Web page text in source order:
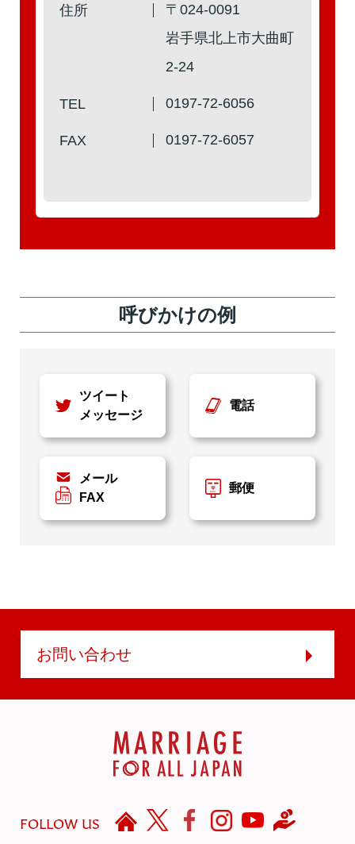
住所
〒024-0091
岩手県北上市大曲町
2-24
TEL 0197-72-6056
FAX 0197-72-6057
呼びかけの例
ツイート
メッセージ
電話
メール
FAX
郵便
お問い合わせ
FOLLOW US